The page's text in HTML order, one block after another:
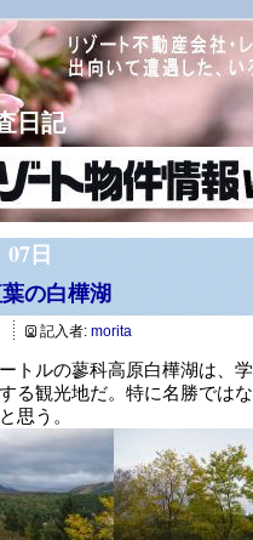
日記
日
の白樺湖
記入者: morita
トルの蓼科高原白樺湖は、
る観光地だ。特に名勝では
思う。